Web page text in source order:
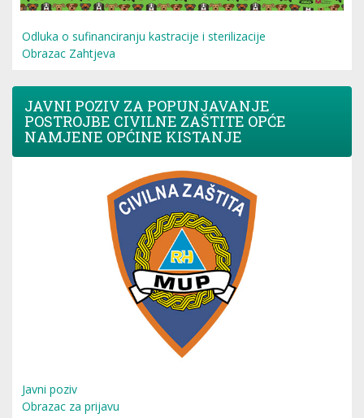
Odluka o sufinanciranju kastracije i sterilizacije
Obrazac Zahtjeva
JAVNI POZIV ZA POPUNJAVANJE
POSTROJBE CIVILNE ZAŠTITE OPĆE
NAMJENE OPĆINE KISTANJE
Javni poziv
Obrazac za prijavu